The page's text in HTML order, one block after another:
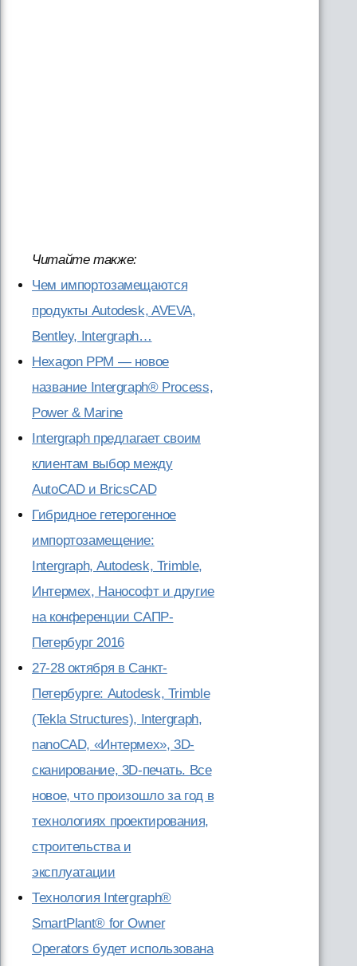
Читайте также:
Чем импортозамещаются
продукты Autodesk, AVEVA,
Bentley, Intergraph…
Hexagon PPM — новое
название Intergraph® Process,
Power & Marine
Intergraph предлагает своим
клиентам выбор между
AutoCAD и BricsCAD
Гибридное гетерогенное
импортозамещение:
Intergraph, Autodesk, Trimble,
Интермех, Нанософт и другие
на конференции САПР-
Петербург 2016
27-28 октября в Санкт-
Петербурге: Autodesk, Trimble
(Tekla Structures), Intergraph,
nanoCAD, «Интермех», 3D-
сканирование, 3D-печать. Все
новое, что произошло за год в
технологиях проектирования,
строительства и
эксплуатации
Технология Intergraph®
SmartPlant® for Owner
Operators будет использована